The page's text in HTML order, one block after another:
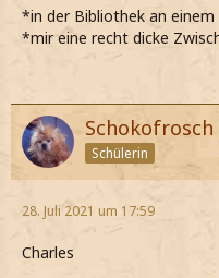
*in der Bibliothek an
*mir eine recht dicke
Schokofrosch
Schülerin
28. Juli 2021 um 17:59
Charles